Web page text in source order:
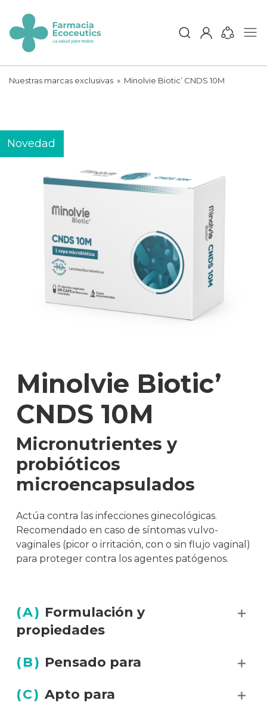
content
ecoceutics
Nuestras marcas exclusivas » Minolvie Biotic’ CNDS 10M
Novedad
Minolvie Biotic’
CNDS 10M
Micronutrientes y
probióticos
microencapsulados
Actúa contra las infecciones ginecológicas.
Recomendado en caso de síntomas vulvo-
vaginales (picor o irritación, con o sin flujo vaginal)
para proteger contra los agentes patógenos.
(A) Formulación y
propiedades
(B) Pensado para
(C) Apto para